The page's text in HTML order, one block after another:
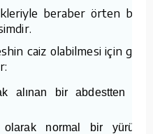
beraber örten bir
caiz olabilmesi için
alınan bir abdestten
normal bir